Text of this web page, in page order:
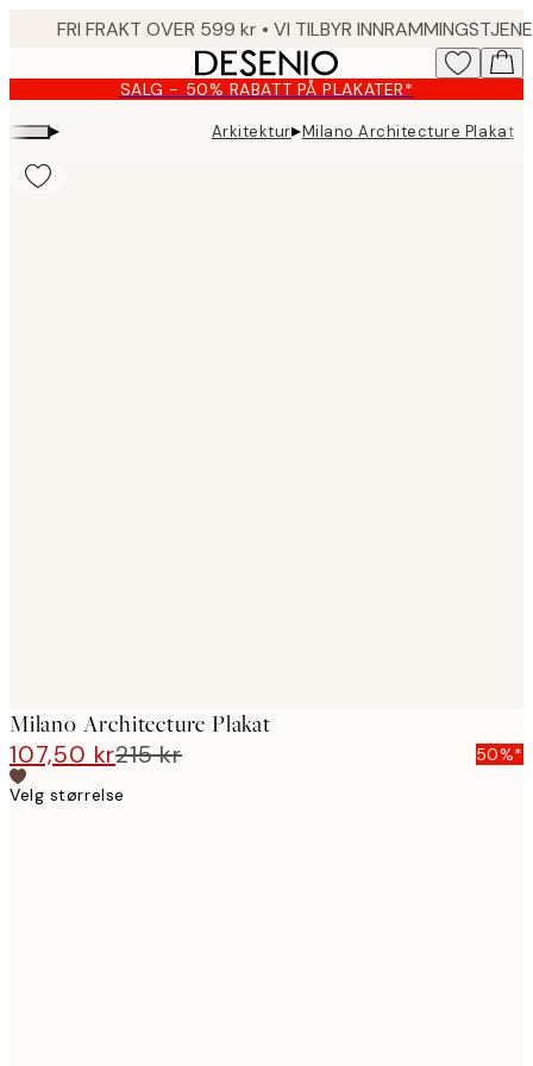
content.
SALG - 50% RABATT PÅ PLAKATER*
▸ Arkitektur▸Milano Architecture Plakat
Milano Architecture Plakat
107,50 kr215 kr
50%*
Velg størrelse